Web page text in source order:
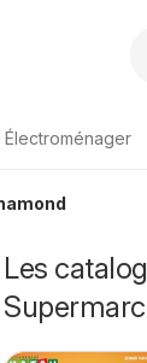
Électroménager
Les